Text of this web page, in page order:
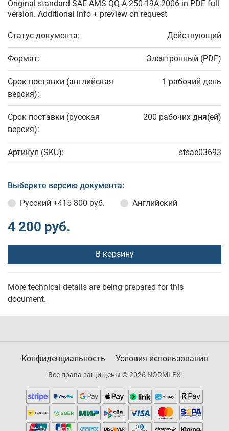
Original standard SAE AMS-QQ-A-250-19A-2006 in PDF full
version. Additional info + preview on request
Статус документа: Действующий
Формат: Электронный (PDF)
Срок поставки (английская
версия):
1 рабочий день
Срок поставки (русская
версия):
200 рабочих дня(ей)
Артикул (SKU): stsae03693
Выберите версию документа:
Русский +415 800 руб. Английский
4 200 руб.
В корзину
More technical details are being prepared for this
document.
Конфиденциальность Условия использования
Все права защищены © 2026 NORMLEX